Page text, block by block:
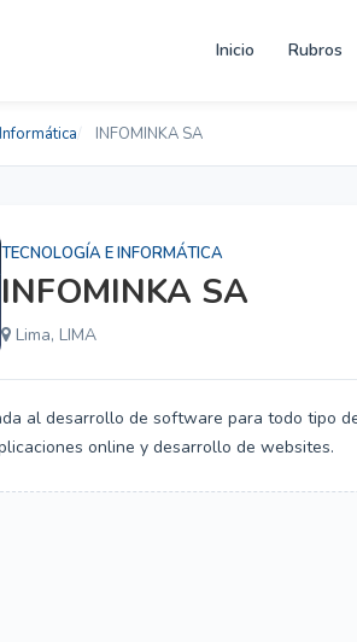
Inicio Rubros
INFOMINKA SA
TECNOLOGÍA E INFORMÁTICA
INFOMINKA SA
Lima, LIMA
al desarrollo de software para todo tipo
online y desarrollo de websites.